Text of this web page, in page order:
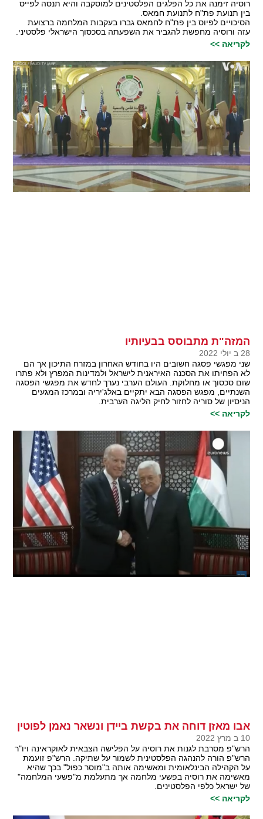
רוסיה זימנה את כל הפלגים הפלסטינים למוסקבה והיא תנסה לפייס
בין תנועת פת"ח לתנועת חמאס.
הסיכויים לפיוס בין פת"ח לחמאס גברו בעקבות המלחמה ברצועת
עזה ורוסיה מחפשת להגביר את השפעתה בסכסוך הישראלי פלסטיני.
לקריאה >>
המזה"ת מתבוסס בבעיותיו
28 ב יולי 2022
שני מפגשי פסגה חשובים היו בחודש האחרון במזרח התיכון אך הם
לא הפחיתו את הסכנה האיראנית לישראל ולמדינות המפרץ ולא פתרו
שום סכסוך או מחלוקת. העולם הערבי נערך לחדש את מפגשי הפסגה
השנתיים, מפגש הפסגה הבא יתקיים באלג'יריה ובמרכז המגעים
הניסיון של סוריה לחזור לחיק הליגה הערבית.
לקריאה >>
אבו מאזן דוחה את בקשת ביידן ונשאר נאמן לפוטין
10 ב מרץ 2022
הרש"פ מסרבת לגנות את רוסיה על הפלישה הצבאית לאוקראינה ויו"ר
הרש"פ הורה להנהגה הפלסטינית לשמור על שתיקה. הרש"פ זועמת
על הקהילה הבינלאומית ומאשימה אותה ב"מוסר כפול" בכך שהיא
מאשימה את רוסיה בפשעי מלחמה אך מתעלמת מ"פשעי המלחמה"
של ישראל כלפי הפלסטינים.
לקריאה >>